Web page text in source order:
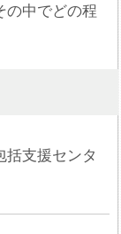
の中でどの程
括支援センタ